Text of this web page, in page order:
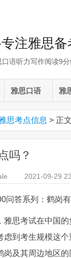
注雅思备
语听力写作阅读9
雅思口语 雅
思考点信息 > 正文
吗？
2021-09-29
问答系列：鹤岗
雅思考试在中国
虑到考生规模这
岗及其周边地区